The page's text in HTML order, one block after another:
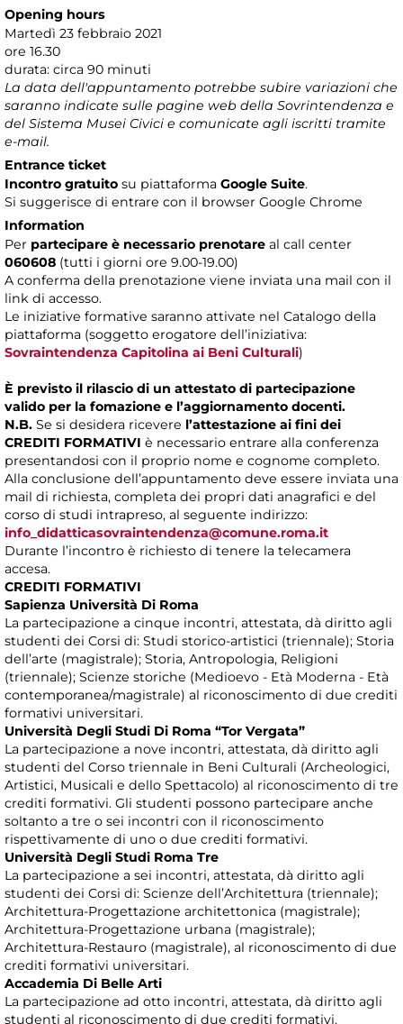
Opening hours
Martedì 23 febbraio 2021
ore 16.30
durata: circa 90 minuti
La data dell'appuntamento potrebbe subire variazioni che
saranno indicate sulle pagine web della Sovrintendenza e
del Sistema Musei Civici e comunicate agli iscritti tramite
e-mail.
Entrance ticket
Incontro gratuito su piattaforma Google Suite.
Si suggerisce di entrare con il browser Google Chrome
Information
Per partecipare è necessario prenotare al call center
060608 (tutti i giorni ore 9.00-19.00)
A conferma della prenotazione viene inviata una mail con il
link di accesso.
Le iniziative formative saranno attivate nel Catalogo della
piattaforma (soggetto erogatore dell’iniziativa:
Sovraintendenza Capitolina ai Beni Culturali)
È previsto il rilascio di un attestato di partecipazione
valido per la fomazione e l’aggiornamento docenti.
N.B. Se si desidera ricevere l’attestazione ai fini dei
CREDITI FORMATIVI è necessario entrare alla conferenza
presentandosi con il proprio nome e cognome completo.
Alla conclusione dell’appuntamento deve essere inviata una
mail di richiesta, completa dei propri dati anagrafici e del
corso di studi intrapreso, al seguente indirizzo:
info_didatticasovraintendenza@comune.roma.it
Durante l’incontro è richiesto di tenere la telecamera
accesa.
CREDITI FORMATIVI
Sapienza Università Di Roma
La partecipazione a cinque incontri, attestata, dà diritto agli
studenti dei Corsi di: Studi storico-artistici (triennale); Storia
dell’arte (magistrale); Storia, Antropologia, Religioni
(triennale); Scienze storiche (Medioevo - Età Moderna - Età
contemporanea/magistrale) al riconoscimento di due crediti
formativi universitari.
Università Degli Studi Di Roma “Tor Vergata”
La partecipazione a nove incontri, attestata, dà diritto agli
studenti del Corso triennale in Beni Culturali (Archeologici,
Artistici, Musicali e dello Spettacolo) al riconoscimento di tre
crediti formativi. Gli studenti possono partecipare anche
soltanto a tre o sei incontri con il riconoscimento
rispettivamente di uno o due crediti formativi.
Università Degli Studi Roma Tre
La partecipazione a sei incontri, attestata, dà diritto agli
studenti dei Corsi di: Scienze dell’Architettura (triennale);
Architettura-Progettazione architettonica (magistrale);
Architettura-Progettazione urbana (magistrale);
Architettura-Restauro (magistrale), al riconoscimento di due
crediti formativi universitari.
Accademia Di Belle Arti
La partecipazione ad otto incontri, attestata, dà diritto agli
studenti al riconoscimento di due crediti formativi.